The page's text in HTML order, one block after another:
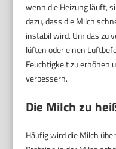
wenn die Heizung läuft,
dazu, dass die Milch
instabil wird. Um das zu
lüften oder einen
Feuchtigkeit zu erhöhen
verbessern.
Die Milch zu
Häufig wird die Milch